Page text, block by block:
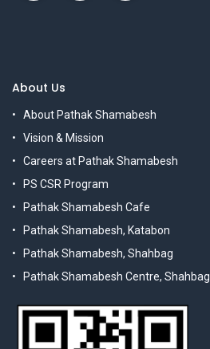
About Us
About Pathak Shamabesh
Vision & Mission
Careers at Pathak Shamabesh
PS CSR Program
Pathak Shamabesh Cafe
Pathak Shamabesh, Katabon
Pathak Shamabesh, Shahbag
Pathak Shamabesh Centre, Shahbag